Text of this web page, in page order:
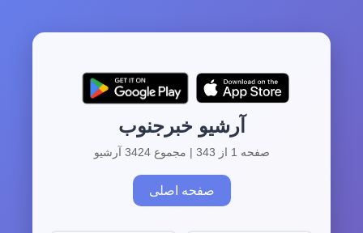
آرشیو خبرجنوب
صفحه 1 از 343 | مجموع 3424 آرشیو
صفحه اصلی